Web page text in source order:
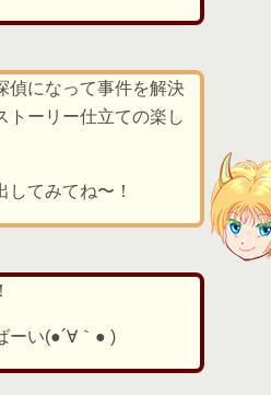
偵になって事件を解決
トーリー仕立ての楽し
てみてね〜！
ーい(●´∀｀● )